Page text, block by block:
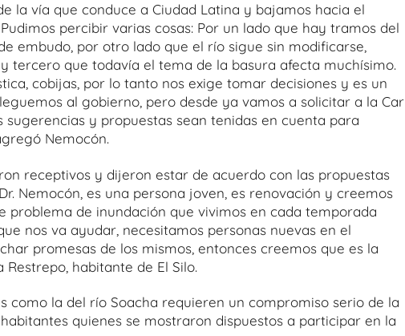
la vía que conduce a Ciudad Latina y bajamos hacia el
percibir varias cosas: Por un lado que hay tramos del
embudo, por otro lado que el río sigue sin modificarse,
tercero que todavía el tema de la basura afecta muchísimo.
cobijas, por lo tanto nos exige tomar decisiones y es un
al gobierno, pero desde ya vamos a solicitar a la Car
y propuestas sean tenidas en cuenta para
Nemocón.
receptivos y dijeron estar de acuerdo con las propuestas
Nemocón, es una persona joven, es renovación y creemos
problema de inundación que vivimos en cada temporada
nos va ayudar, necesitamos personas nuevas en el
promesas de los mismos, entonces creemos que es la
habitante de El Silo.
como la del río Soacha requieren un compromiso serio de la
quienes se mostraron dispuestos a participar en la